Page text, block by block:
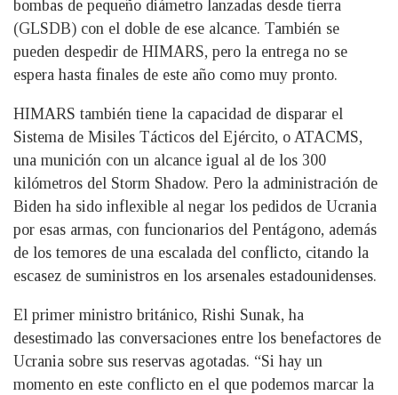
bombas de pequeño diámetro lanzadas desde tierra
(GLSDB) con el doble de ese alcance. También se
pueden despedir de HIMARS, pero la entrega no se
espera hasta finales de este año como muy pronto.
HIMARS también tiene la capacidad de disparar el
Sistema de Misiles Tácticos del Ejército, o ATACMS,
una munición con un alcance igual al de los 300
kilómetros del Storm Shadow. Pero la administración de
Biden ha sido inflexible al negar los pedidos de Ucrania
por esas armas, con funcionarios del Pentágono, además
de los temores de una escalada del conflicto, citando la
escasez de suministros en los arsenales estadounidenses.
El primer ministro británico, Rishi Sunak, ha
desestimado las conversaciones entre los benefactores de
Ucrania sobre sus reservas agotadas. “Si hay un
momento en este conflicto en el que podemos marcar la